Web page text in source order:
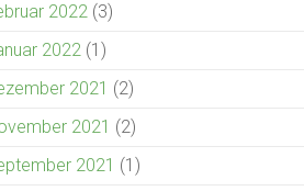
2022 (3)
2022 (1)
2021 (2)
2021 (2)
2021 (1)